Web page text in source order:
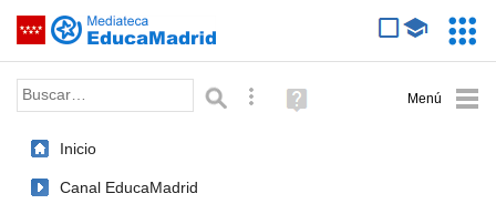
Saltar navegación
Palabra o frase: Búsqueda avanzada
Ayuda
(en
Inicio
Canal EducaMadrid